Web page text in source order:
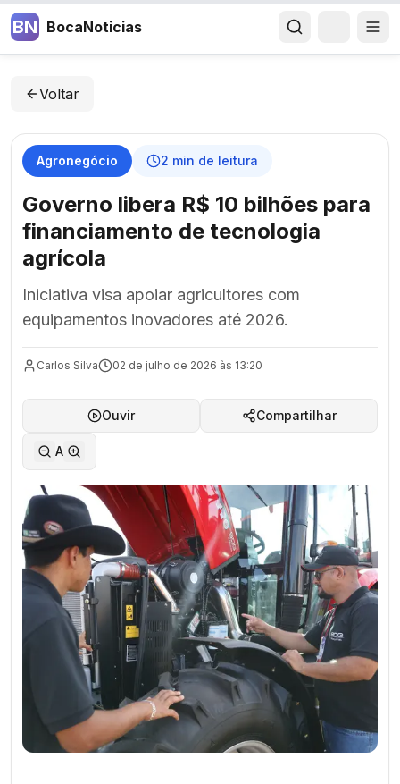
BN BocaNoticias
Voltar
Agronegócio 2 min de leitura
Governo libera R$ 10 bilhões para
financiamento de tecnologia
agrícola
Iniciativa visa apoiar agricultores com
equipamentos inovadores até 2026.
Carlos Silva 02 de julho de 2026 às 13:20
Ouvir Compartilhar
A